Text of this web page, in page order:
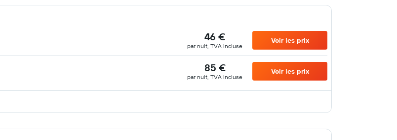
46 €
par nuit, TVA incluse
Voir les prix
85 €
par nuit, TVA incluse
Voir les prix